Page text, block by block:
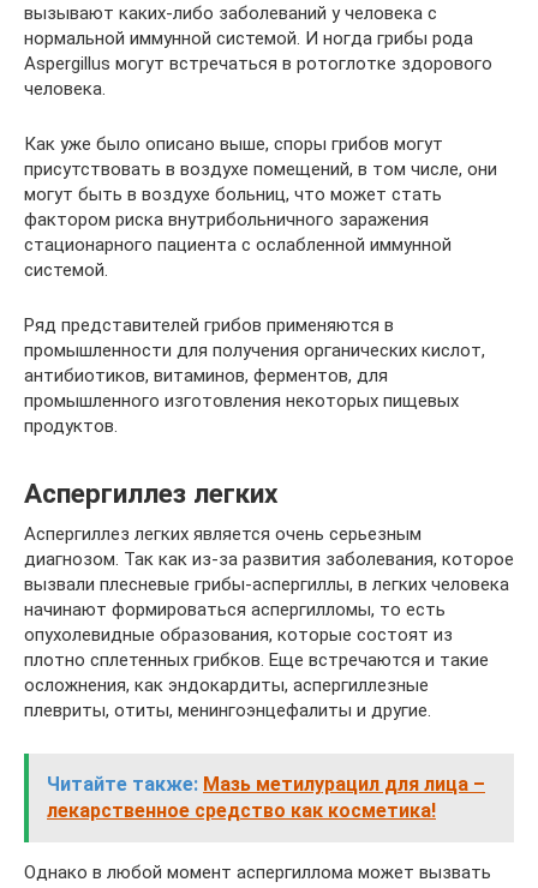
вызывают каких-либо заболеваний у человека с
нормальной иммунной системой. И ногда грибы рода
Aspergillus могут встречаться в ротоглотке здорового
человека.
Как уже было описано выше, споры грибов могут
присутствовать в воздухе помещений, в том числе, они
могут быть в воздухе больниц, что может стать
фактором риска внутрибольничного заражения
стационарного пациента с ослабленной иммунной
системой.
Ряд представителей грибов применяются в
промышленности для получения органических кислот,
антибиотиков, витаминов, ферментов, для
промышленного изготовления некоторых пищевых
продуктов.
Аспергиллез легких
Аспергиллез легких является очень серьезным
диагнозом. Так как из-за развития заболевания, которое
вызвали плесневые грибы-аспергиллы, в легких человека
начинают формироваться аспергилломы, то есть
опухолевидные образования, которые состоят из
плотно сплетенных грибков. Еще встречаются и такие
осложнения, как эндокардиты, аспергиллезные
плевриты, отиты, менингоэнцефалиты и другие.
Читайте также: Мазь метилурацил для лица –
лекарственное средство как косметика!
Однако в любой момент аспергиллома может вызвать